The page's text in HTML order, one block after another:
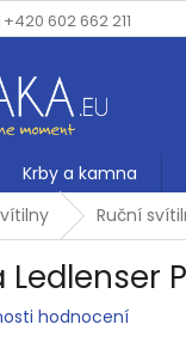
+420 602 662 211
Krby a kamna
Ruční
hodnocení